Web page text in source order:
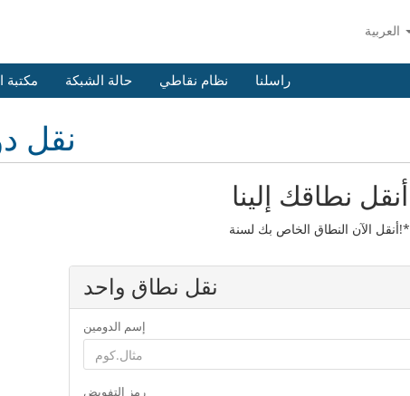
مكتبة حالة الشبكة نظام نقاطي راسلنا
نقل
أنقل نطاقك إلينا
أنقل الآن النطاق الخاص بك لسنة!*
نقل نطاق واحد
إسم الدومين
رمز التفويض